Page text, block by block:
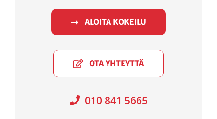
ALOITA KOKEILU
OTA YHTEYTTÄ
010 841 5665